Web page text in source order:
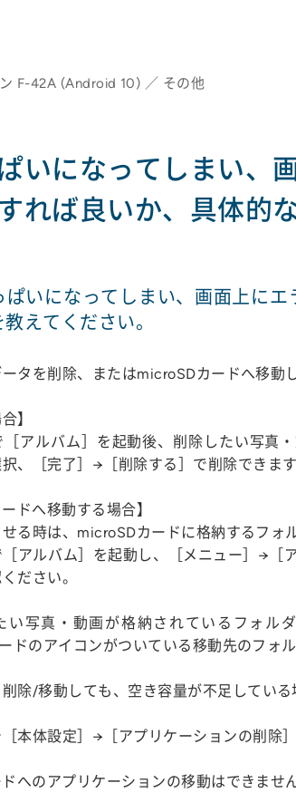
F-42A (Android 10) ／ その他
いになってしまい、
れば良いか、具体的
ぱいになってしまい、画面上に
えてください。
タを削除、またはmicroSDカードへ移動
】
［アルバム］を起動後、削除したい写真
、［完了］→［削除する］で削除できます
ドへ移動する場合】
る時は、microSDカードに格納するフォ
アルバム］を起動し、［メニュー］→［
ださい。
い写真・動画が格納されているフォル
ドのアイコンがついている移動先のフォ
除/移動しても、空き容量が不足してい
本体設定］→［アプリケーションの削除
へのアプリケーションの移動はできませ